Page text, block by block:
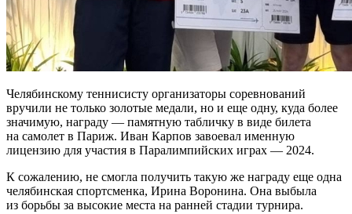
Челябинскому теннисисту организаторы соревнований
вручили не только золотые медали, но и еще одну, куда более
значимую, награду — памятную табличку в виде билета
на самолет в Париж. Иван Карпов завоевал именную
лицензию для участия в Паралимпийских играх — 2024.
К сожалению, не смогла получить такую же награду еще одна
челябинская спортсменка, Ирина Воронина. Она выбыла
из борьбы за высокие места на ранней стадии турнира.